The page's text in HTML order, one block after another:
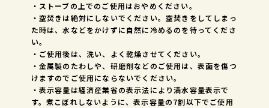
・ストーブの上でのご使用はおやめください。
・空焚きは絶対にしないでください。空焚きをしてしまっ
た時は、水などをかけずに自然に冷めるのを待ってくださ
い。
・ご使用後は、洗い、よく乾燥させてください。
・金属製のたわしや、研磨剤などのご使用は、表面を傷つ
けますのでご使用にならないでください。
・表示容量は経済産業省の表示法により満水容量表示で
す。煮こぼれしないように、表示容量の7割以下でご使用